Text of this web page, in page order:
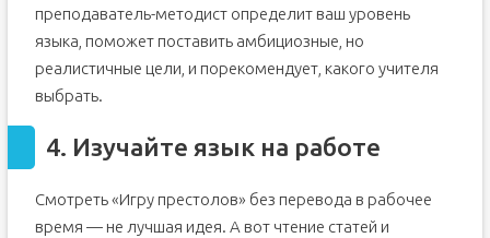
преподаватель-методист определит ваш уровень
языка, поможет поставить амбициозные, но
реалистичные цели, и порекомендует, какого учителя
выбрать.
4. Изучайте язык на работе
Смотреть «Игру престолов» без перевода в рабочее
время — не лучшая идея. А вот чтение статей и